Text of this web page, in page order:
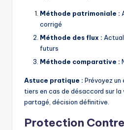
Méthode patrimoniale :
corrigé
Méthode des flux :
futurs
Méthode comparative :
Astuce pratique : Prévoyez
tiers en cas de désaccord sur
partagé, décision définitive.
Protection